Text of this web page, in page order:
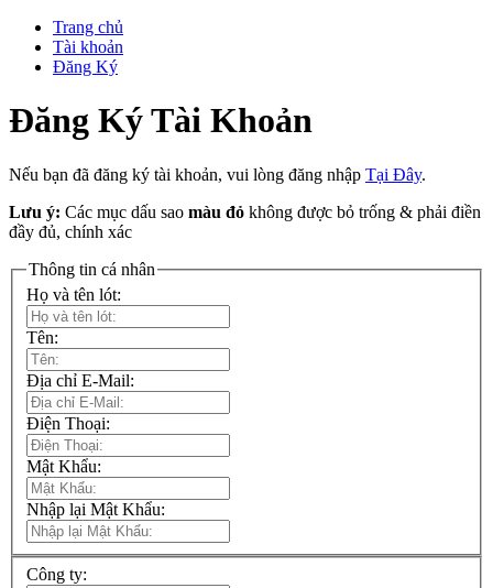
Trang chủ
Tài khoản
Đăng Ký
Đăng Ký Tài Khoản
Nếu bạn đã đăng ký tài khoản, vui lòng đăng nhập Tại Đây.
Lưu ý: Các mục dấu sao màu đỏ không được bỏ trống & phải điền
đầy đủ, chính xác
Thông tin cá nhân
Họ và tên lót:
Tên:
Địa chỉ E-Mail:
Điện Thoại:
Mật Khẩu:
Nhập lại Mật Khẩu:
Công ty: